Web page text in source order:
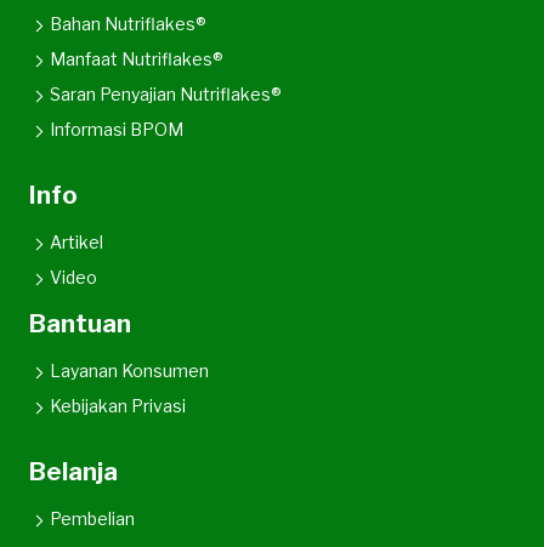
Bahan Nutriflakes®
Manfaat Nutriflakes®
Saran Penyajian Nutriflakes®
Informasi BPOM
Info
Artikel
Video
Bantuan
Layanan Konsumen
Kebijakan Privasi
Belanja
Pembelian